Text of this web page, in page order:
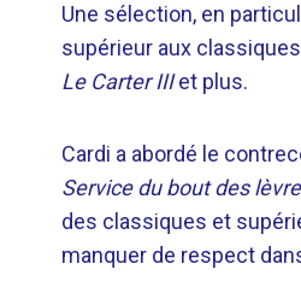
Une sélection, en
supérieur aux
Le Carter IIIet plus.
Cardi a abordé le
Service du bout des
des classiques et
manquer de respect